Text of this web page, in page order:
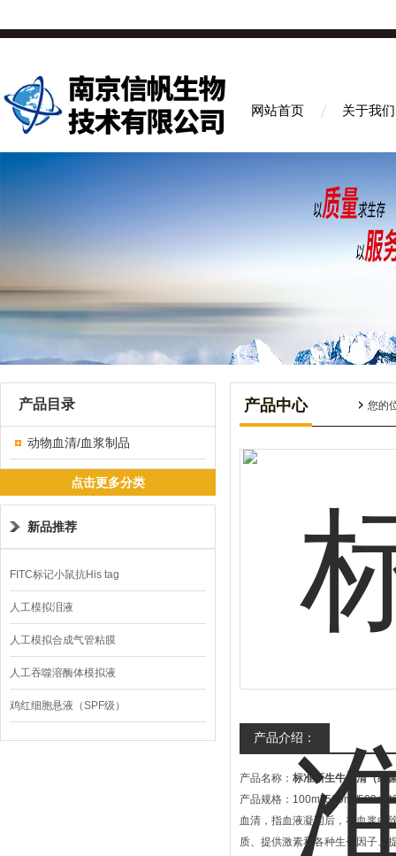
网站首页 关于我们
产品目录
动物血清/血浆制品
点击更多分类
新品推荐
FITC标记小鼠抗His tag
人工模拟泪液
人工模拟合成气管粘膜
人工吞噬溶酶体模拟液
鸡红细胞悬液（SPF级）
产品中心 您的
产品介绍：
产品名称： 标准新生牛血清（细
产品规格：100ml/500ml/
血清，指血液凝固后，在血浆中
质、提供激素和各种生长因子、